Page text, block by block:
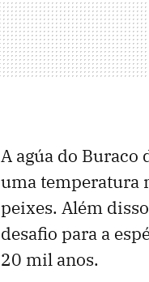
A agúa do Buraco
uma temperatura
peixes. Além
desafio para a
20 mil anos.